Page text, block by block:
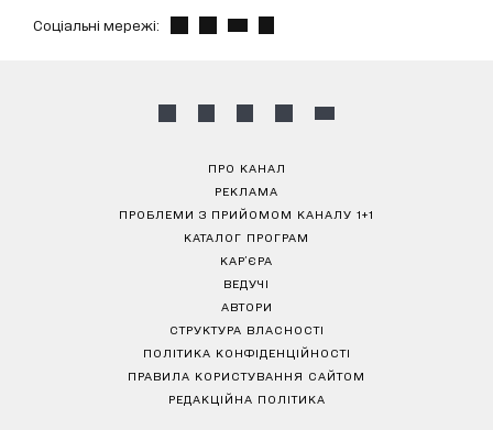
Соціальні мережі:
ПРО КАНАЛ
РЕКЛАМА
ПРОБЛЕМИ З ПРИЙОМОМ КАНАЛУ 1+1
КАТАЛОГ ПРОГРАМ
КАР’ЄРА
ВЕДУЧІ
АВТОРИ
СТРУКТУРА ВЛАСНОСТІ
ПОЛІТИКА КОНФІДЕНЦІЙНОСТІ
ПРАВИЛА КОРИСТУВАННЯ САЙТОМ
РЕДАКЦІЙНА ПОЛІТИКА